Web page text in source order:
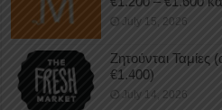
July 15, 2026
Ζητούνται Ταμίες
€1.400)
July 14, 2026